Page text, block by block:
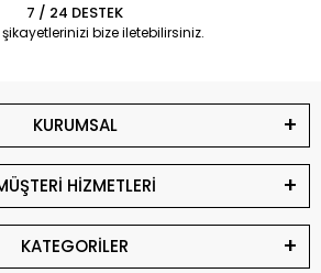
7 / 24 DESTEK
bize iletebilirsiniz.
KURUMSAL
HİZMETLERİ
KATEGORİLER